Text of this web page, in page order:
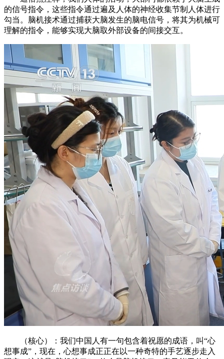
的信号指令，这些指令通过遍及人体的神经收集节制人体进行
勾当。脑机接术通过捕获大脑发生的脑电信号，将其为机械可
理解的指令，能够实现大脑取外部设备的间接交互。
（核心）：我们中国人有一句包含着祝愿的成语，叫“心
想事成”，现在，心想事成正正在以一种奇特的手艺逐步走入